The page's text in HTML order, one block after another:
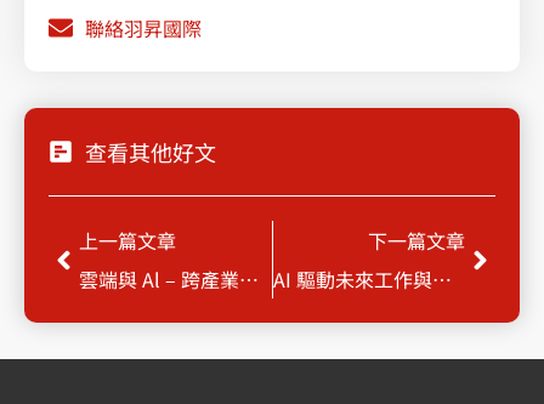
聯絡羽昇國際
查看其他好文
上一頁
上一篇文章
雲端與 Al – 跨產業科技創新與雲端應用論壇
下一篇文章
AI 驅動未來工作與數位轉型系列 : 智慧辦公，革新未來 : Gemini AI for Google Workspace
下一